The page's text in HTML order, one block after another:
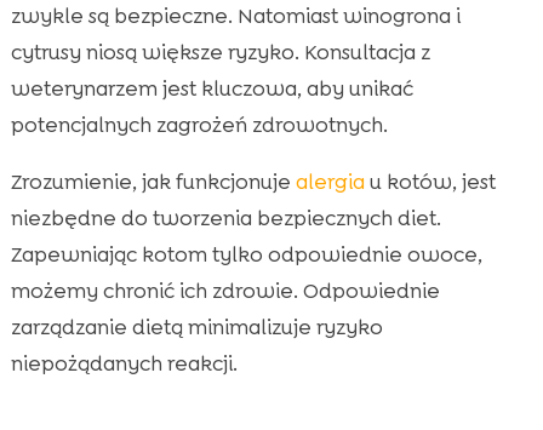
zwykle są bezpieczne. Natomiast winogrona i
cytrusy niosą większe ryzyko. Konsultacja z
weterynarzem jest kluczowa, aby unikać
potencjalnych zagrożeń zdrowotnych.
Zrozumienie, jak funkcjonuje alergia u kotów, jest
niezbędne do tworzenia bezpiecznych diet.
Zapewniając kotom tylko odpowiednie owoce,
możemy chronić ich zdrowie. Odpowiednie
zarządzanie dietą minimalizuje ryzyko
niepożądanych reakcji.